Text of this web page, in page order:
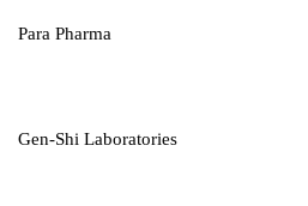
Para Pharma
Gen-Shi Laboratories